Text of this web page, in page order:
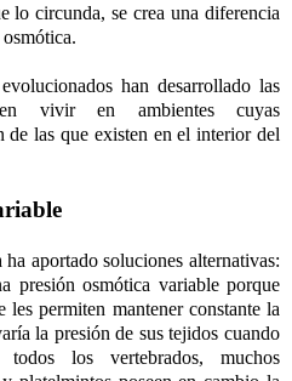
lo circunda, se crea una diferencia
han desarrollado las
vivir en ambientes cuyas
de las que existen en el interior del
aportado soluciones alternativas:
presión osmótica variable porque
les permiten mantener constante la
la presión de sus tejidos cuando
los vertebrados, muchos